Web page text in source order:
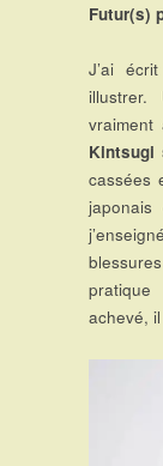
Futur(s)
J’ai
Kintsugi
cassées
achevé,